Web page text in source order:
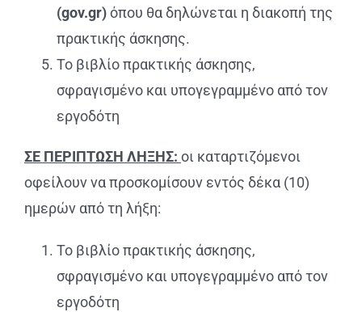
(gov.gr)όπου θα δηλώνεται η διακοπή της
πρακτικής άσκησης.
Το βιβλίο πρακτικής άσκησης,
σφραγισμένο και υπογεγραμμένο από τον
εργοδότη
ΣΕ ΠΕΡΙΠΤΩΣΗ ΛΗΞΗΣ: οι καταρτιζόμενοι
οφείλουν να προσκομίσουν εντός δέκα (10)
ημερών από τη λήξη:
Το βιβλίο πρακτικής άσκησης,
σφραγισμένο και υπογεγραμμένο από τον
εργοδότη